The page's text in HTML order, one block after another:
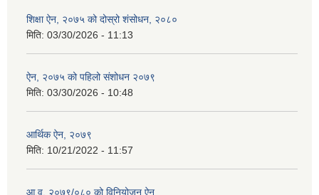
शिक्षा ऐन, २०७५ को दोस्रो शंसोधन, २०८०
मिति: 03/30/2026 - 11:13
ऐन, २०७५ को पहिलो संशोधन २०७९
मिति: 03/30/2026 - 10:48
आर्थिक ऐन, २०७९
मिति: 10/21/2022 - 11:57
आ.व. २०७९/०८० को विनियोजन ऐन